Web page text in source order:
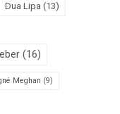
Dua Lipa (13)
(16)
Meghan (9)